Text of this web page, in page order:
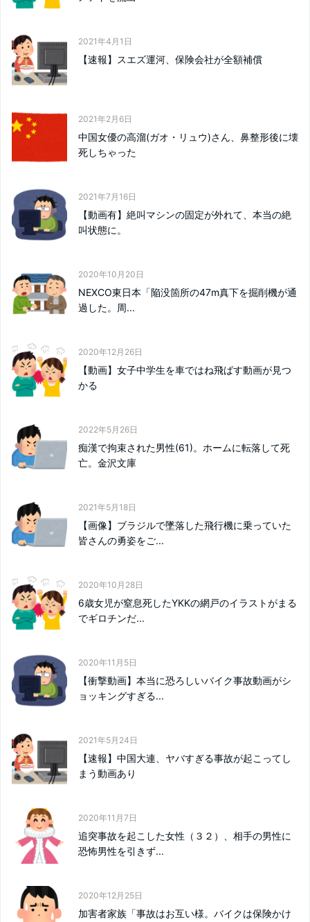
2021年4月1日
【速報】スエズ運河、保険会社が全額補償
2021年2月6日
中国女優の高溜(ガオ・リュウ)さん、鼻整形後に壊
死しちゃった
2021年7月16日
【動画有】絶叫マシンの固定が外れて、本当の絶
叫状態に。
2020年10月20日
NEXCO東日本「陥没箇所の47m真下を掘削機が通
過した。周...
2020年12月26日
【動画】女子中学生を車ではね飛ばす動画が見つ
かる
2022年5月26日
痴漢で拘束された男性(61)。ホームに転落して死
亡。金沢文庫
2021年5月18日
【画像】ブラジルで墜落した飛行機に乗っていた
皆さんの勇姿をご...
2020年10月28日
6歳女児が窒息死したYKKの網戸のイラストがまる
でギロチンだ...
2020年11月5日
【衝撃動画】本当に恐ろしいバイク事故動画がシ
ョッキングすぎる...
2021年5月24日
【速報】中国大連、ヤバすぎる事故が起こってし
まう動画あり
2020年11月7日
追突事故を起こした女性（３２）、相手の男性に
恐怖男性を引きず...
2020年12月25日
加害者家族「事故はお互い様。バイクは保険かけ